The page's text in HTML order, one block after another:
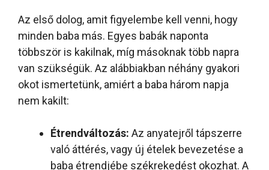
Az első dolog, amit figyelembe kell venni, hogy
minden baba más. Egyes babák naponta
többször is kakilnak, míg másoknak több napra
van szükségük. Az alábbiakban néhány gyakori
okot ismertetünk, amiért a baba három napja
nem kakilt:
Étrendváltozás: Az anyatejről tápszerre
való áttérés, vagy új ételek bevezetése a
baba étrendjébe székrekedést okozhat. A